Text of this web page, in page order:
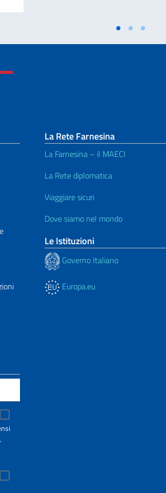
La Rete Farnesina
La Farnesina – il MAECI
La Rete diplomatica
Viaggiare sicuri
Dove siamo nel mondo
Le Istituzioni
Governo Italiano
Europa.eu